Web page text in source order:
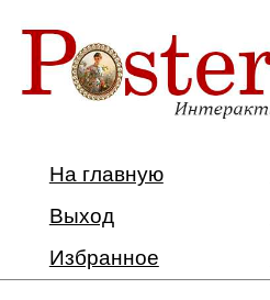
На главную
Выход
Избранное